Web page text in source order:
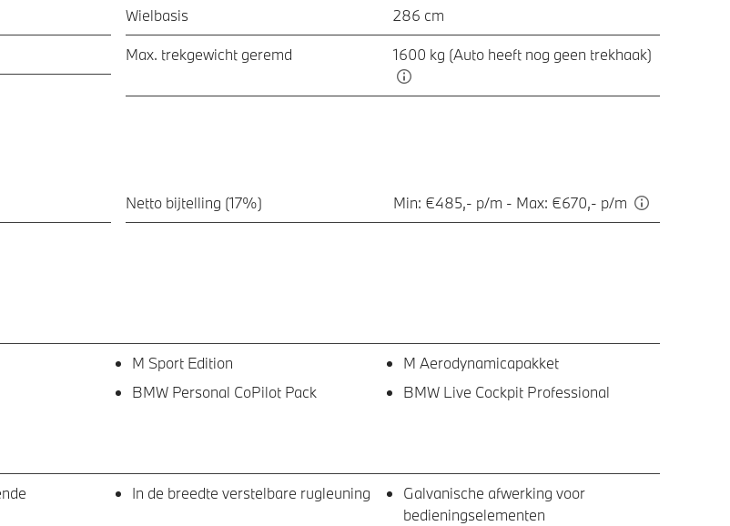
Wielbasis 286 cm
Max. trekgewicht geremd 1600 kg (Auto heeft nog geen trekhaak)
Netto bijtelling (17%) Min: €485,- p/m - Max: €670,- p/m
M Sport Edition
M Aerodynamicapakket
BMW Personal CoPilot Pack BMW Live Cockpit Professional
In de breedte verstelbare rugleuning
Galvanische afwerking voor
bedieningselementen